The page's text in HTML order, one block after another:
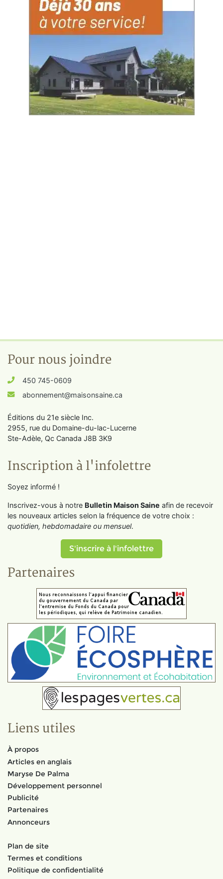
Pour nous joindre
450 745-0609
abonnement@maisonsaine.ca
Éditions du 21e siècle Inc.
2955, rue du Domaine-du-lac-Lucerne
Ste-Adèle, Qc Canada J8B 3K9
Inscription à l'infolettre
Soyez informé !
Inscrivez-vous à notre Bulletin Maison Saine afin de recevoir
les nouveaux articles selon la fréquence de votre choix :
quotidien, hebdomadaire ou mensuel.
S'inscrire à l'infolettre
Partenaires
Liens utiles
À propos
Articles en anglais
Maryse De Palma
Développement personnel
Publicité
Partenaires
Annonceurs
Plan de site
Termes et conditions
Politique de confidentialité